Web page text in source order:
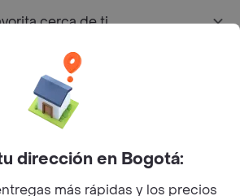
cerca de ti
dirección en Bogotá:
más rápidas y los precios